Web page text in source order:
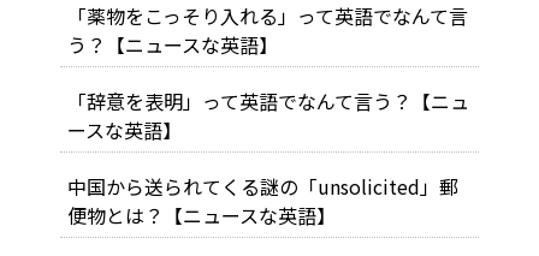
「薬物をこっそり入れる」って英語でなんて言
う？【ニュースな英語】
「辞意を表明」って英語でなんて言う？【ニュ
ースな英語】
中国から送られてくる謎の「unsolicited」郵
便物とは？【ニュースな英語】